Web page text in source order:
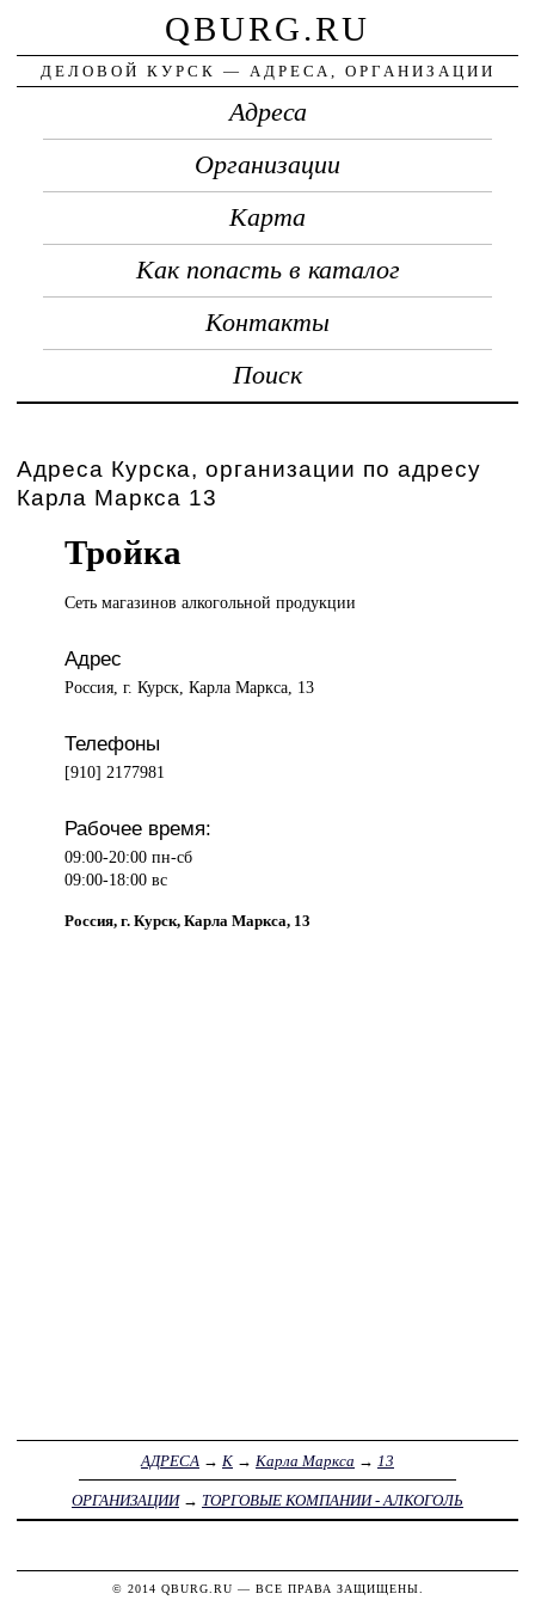
QBURG.RU
ДЕЛОВОЙ КУРСК — АДРЕСА, ОРГАНИЗАЦИИ
Адреса
Организации
Карта
Как попасть в каталог
Контакты
Поиск
Адреса Курска, организации по адресу
Карла Маркса 13
Тройка
Сеть магазиновалкогольной продукции
Адрес
Россия, г. Курск, Карла Маркса, 13
Телефоны
[910] 2177981
Рабочее время:
09:00-20:00 пн-сб
09:00-18:00 вс
Россия, г. Курск, Карла Маркса, 13
АДРЕСА → К → Карла Маркса → 13
ОРГАНИЗАЦИИ→ ТОРГОВЫЕ КОМПАНИИ - АЛКОГОЛЬ
© 2014 QBURG.RU — ВСЕ ПРАВА ЗАЩИЩЕНЫ.